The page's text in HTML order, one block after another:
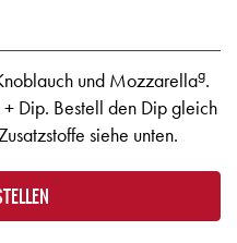
und Mozzarellag.
Dip. Bestell den Dip gleich
siehe unten.